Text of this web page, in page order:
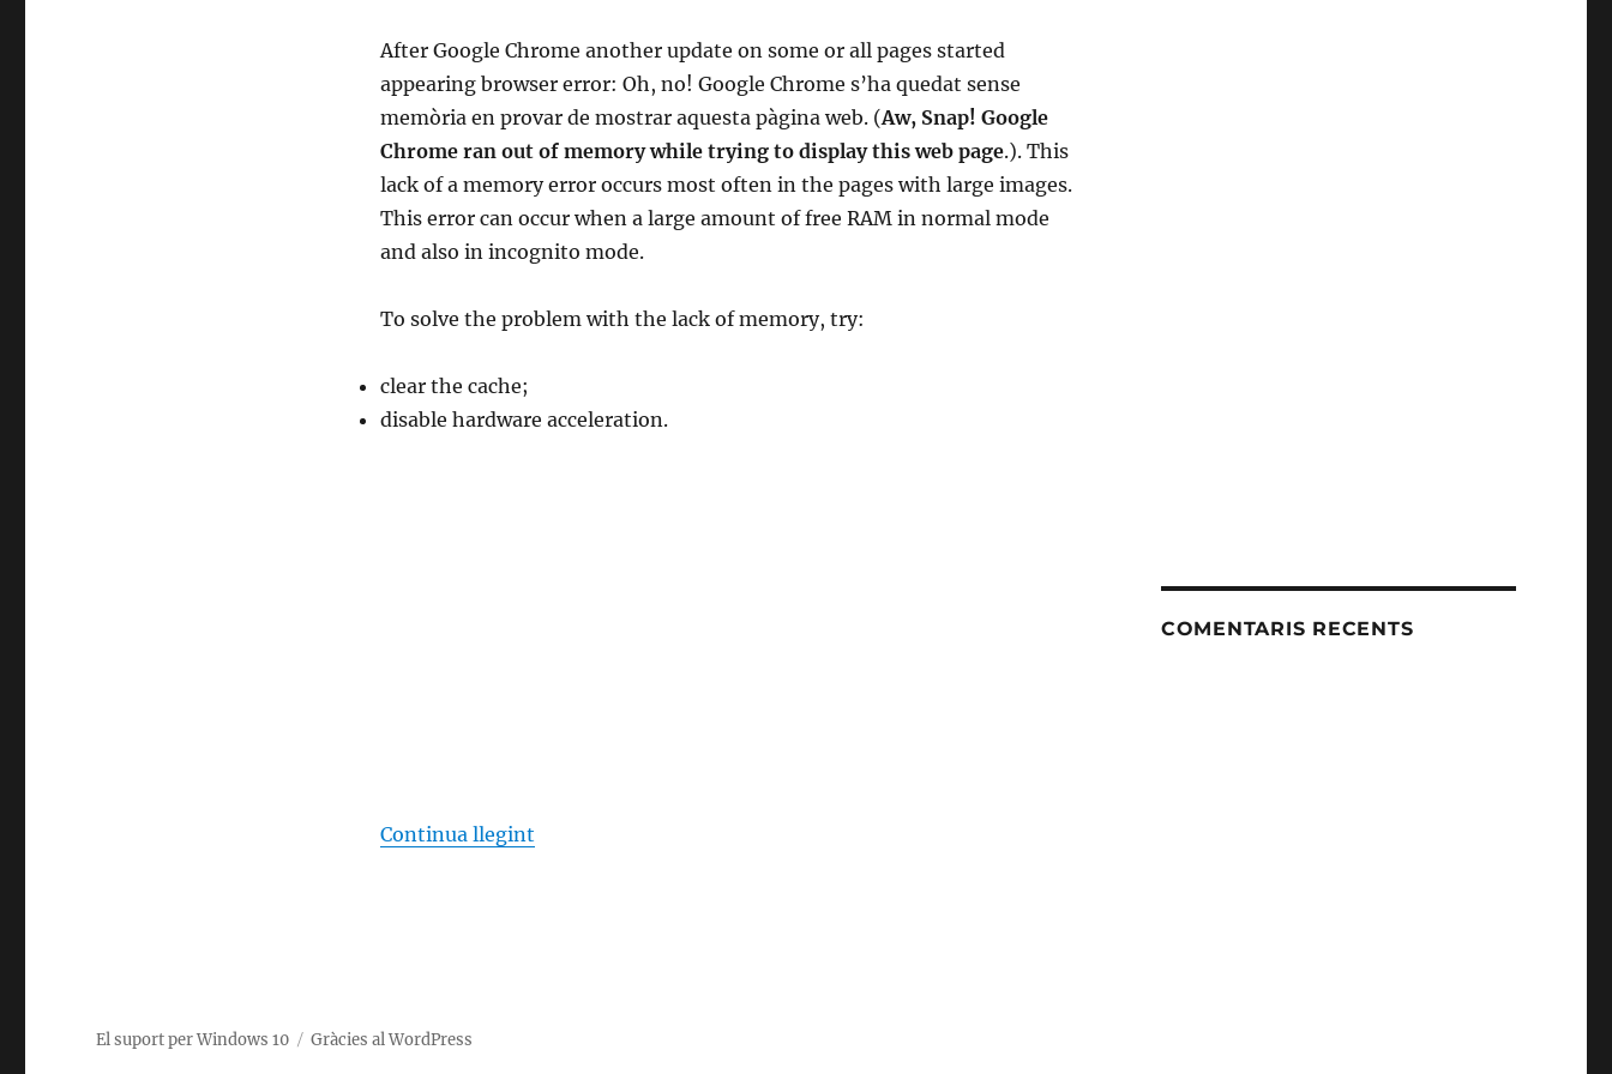
After Google Chrome another update on some or all pages started
appearing browser error: Oh, no! Google Chrome s’ha quedat sense
memòria en provar de mostrar aquesta pàgina web. (Aw, Snap! Google
Chrome ran out of memory while trying to display this web page.). This
lack of a memory error occurs most often in the pages with large images.
This error can occur when a large amount of free RAM in normal mode
and also in incognito mode.
To solve the problem with the lack of memory, try:
clear the cache;
disable hardware acceleration.
Continua llegint«Google Chrome s’ha quedat sense memòria en provar de mostrar aquesta pàgina web.»
COMENTARIS RECENTS
El suport per Windows 10 Gràcies al WordPress